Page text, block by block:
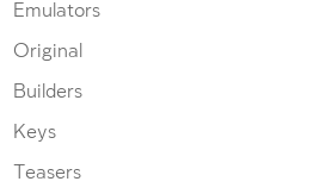
Emulators
Original
Builders
Keys
Teasers